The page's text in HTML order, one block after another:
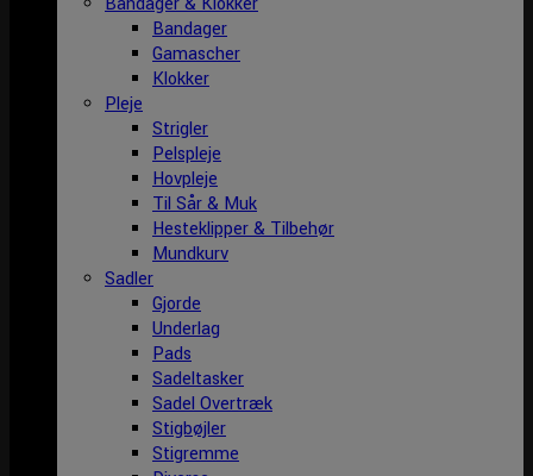
Bandager
Gamascher
Klokker
Pleje
Strigler
Pelspleje
Hovpleje
Til Sår & Muk
Hesteklipper & Tilbehør
Mundkurv
Sadler
Gjorde
Underlag
Pads
Sadeltasker
Sadel Overtræk
Stigbøjler
Stigremme